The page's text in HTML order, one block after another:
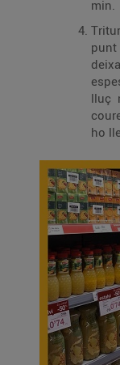
min.
punt de
lluç